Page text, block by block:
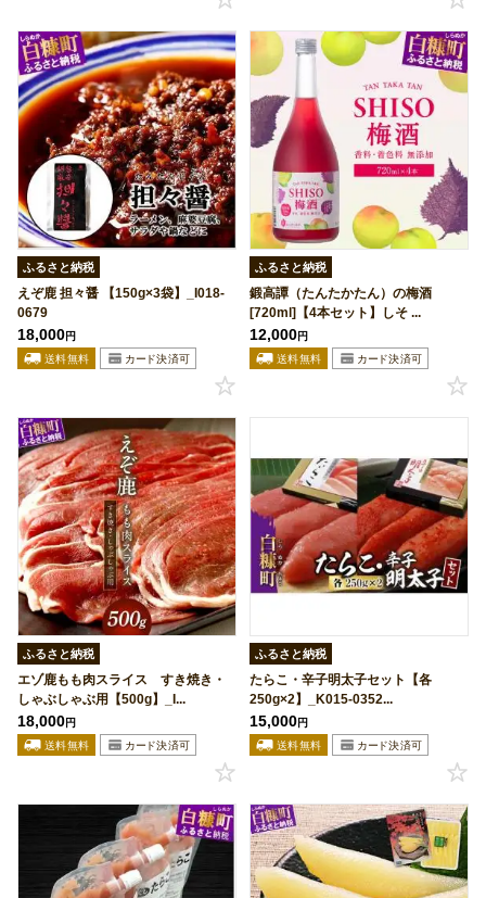
ふるさと納税
えぞ鹿 担々醤 【150g×3袋】_I018-
0679
18,000円
ふるさと納税
鍛高譚（たんたかたん）の梅酒
[720ml]【4本セット】しそ ...
12,000円
ふるさと納税
エゾ鹿もも肉スライス すき焼き・
しゃぶしゃぶ用【500g】_I...
18,000円
ふるさと納税
たらこ・辛子明太子セット【各
250g×2】_K015-0352...
15,000円